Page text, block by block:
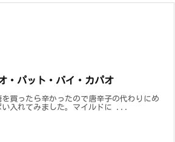
・パット・バイ・カパオ
を買ったら辛かったので唐辛子の代わりにめ
い入れてみました。マイルドに ...